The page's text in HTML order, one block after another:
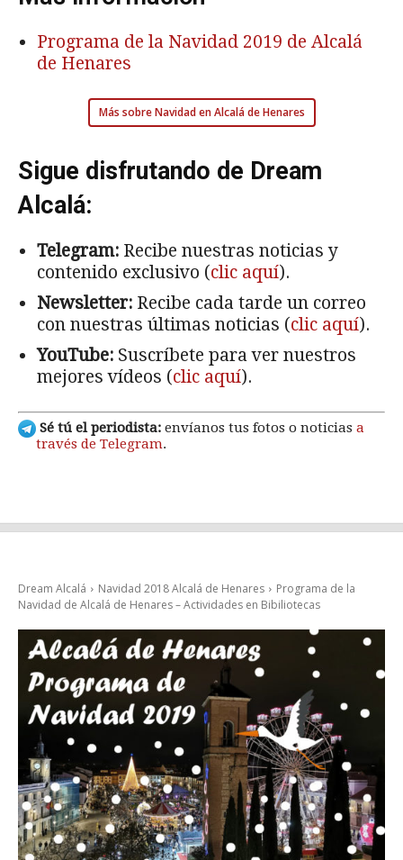
Programa de la Navidad 2019 de Alcalá
de Henares
Más sobre Navidad en Alcalá de Henares
Sigue disfrutando de Dream
Alcalá:
Telegram: Recibe nuestras noticias y
contenido exclusivo (clic aquí).
Newsletter: Recibe cada tarde un correo
con nuestras últimas noticias (clic aquí).
YouTube: Suscríbete para ver nuestros
mejores vídeos (clic aquí).
Sé tú el periodista: envíanos tus fotos o noticias a
través de Telegram.